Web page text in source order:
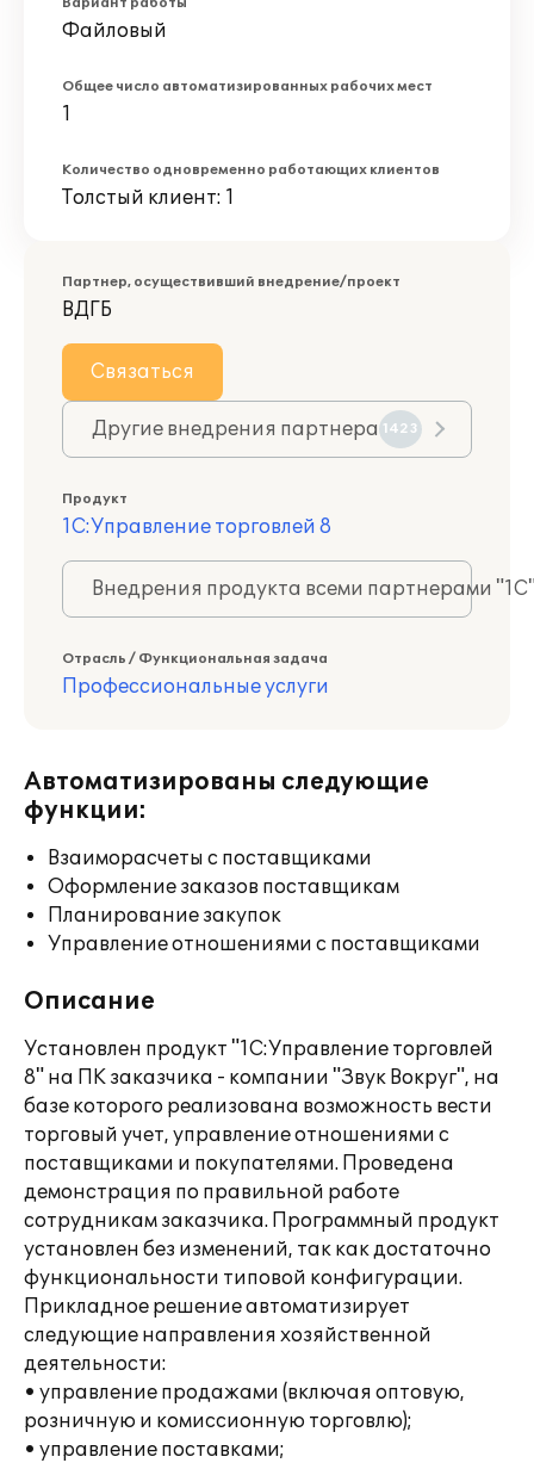
Файловый
Общее число автоматизированных рабочих мест
1
Количество одновременно работающих клиентов
Толстый клиент: 1
Партнер, осуществивший внедрение/проект
ВДГБ
Связаться
Другие внедрения партнера 1423
Продукт
1С:Управление торговлей 8
Внедрения продукта всеми партнерами
Отрасль / Функциональная задача
Профессиональные услуги
Автоматизированы следующие
функции:
Взаиморасчеты с поставщиками
Оформление заказов поставщикам
Планирование закупок
Управление отношениями с поставщиками
Описание
Установлен продукт "1С:Управление торговлей
8" на ПК заказчика - компании "Звук Вокруг", на
базе которого реализована возможность вести
торговый учет, управление отношениями с
поставщиками и покупателями. Проведена
демонстрация по правильной работе
сотрудникам заказчика. Программный продукт
установлен без изменений, так как достаточно
функциональности типовой конфигурации.
Прикладное решение автоматизирует
следующие направления хозяйственной
деятельности:
• управление продажами (включая оптовую,
розничную и комиссионную торговлю);
• управление поставками;